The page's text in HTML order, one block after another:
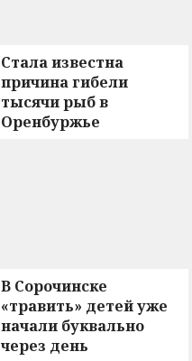
Стала известна
причина гибели
тысячи рыб в
Оренбуржье
В Сорочинске
«травить» детей уже
начали буквально
через день